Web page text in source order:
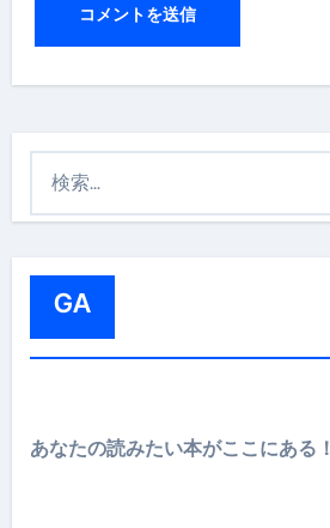
GA
あなたの読みたい本がここにある！